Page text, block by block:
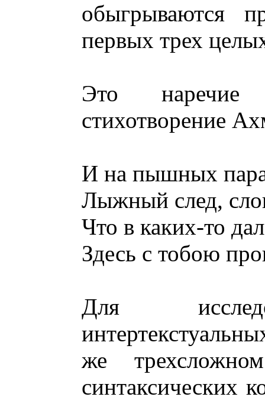
обыгрываются
первых трех
Это наречие
стихотворение
И на пышных
Лыжный след,
Что в каких-то
Здесь с тобою
Для
же
синтаксических